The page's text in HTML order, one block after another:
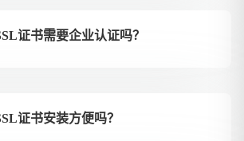
证书需要企业认证吗？
证书安装方便吗？